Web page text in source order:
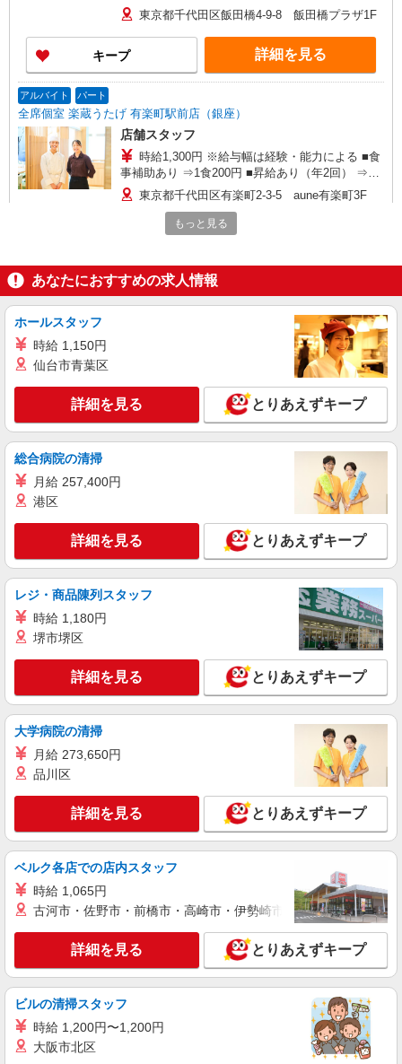
レーナーになったら… 通常時給＋300円！！ ■
研修時給 ⇒通常時給より変動なし ■高校生時給 ⇒
通常時給より変動なし ■深夜時給 ⇒22時以降時給
25％UP↑
東京都千代田区飯田橋4-9-8 飯田橋プラザ1F
キープ 詳細を見る
アルバイト パート
全席個室 楽蔵うたげ 有楽町駅前店（銀座）
店舗スタッフ
時給1,300円 ※給与幅は経験・能力による ■食
事補助あり ⇒1食200円 ■昇給あり（年2回） ⇒ト
レーナーになったら… 通常時給＋300円！！ ■
研修時給 ⇒通常時給より変動なし ■高校生時給 ⇒
通常時給より変動なし ■深夜時給 ⇒22時以降時給
25％UP↑
東京都千代田区有楽町2-3-5 aune有楽町3F
アルバイト パート
全席個室楽蔵秋葉原駅前店
時給1,300円 ※給与幅は経験・能力による ■食
レーナーになったら… 通常時給＋300円！！ ■
研修時給 ⇒通常時給より変動なし ■高校生時給 ⇒
通常時給より変動なし ■深夜時給 ⇒22時以降時給
東京都千代田区神田佐久間町1-16 ダイニング
スクエア秋葉原ビル3F
キープ 詳細を見る
アルバイト
個室ダイニング ウメ子の家 有楽町駅前店
時給1,300円 ※給与幅は経験・能力による ■食
事補助あり ⇒1食200円 ■昇給あり（年2回） ⇒ト
レーナーになったら… 通常時給＋300円！！ ■
研修時給 ⇒通常時給より変動なし ■高校生時給 ⇒
通常時給より変動なし ■深夜時給 ⇒22時以降時給
東京都千代田区有楽町2-3-5 aune有楽町7F
キープ 詳細を見る
全席個室じぶんどき丸の内センタービル店
時給1,300円 ※給与幅は経験・能力による ■食
レーナーになったら… 通常時給＋300円！！ ■
研修時給 ⇒通常時給より変動なし ■高校生時給 ⇒
25％UP↑
東京都千代田区丸の内1-6-1 丸の内センター
キープ 詳細を見る
アルバイト パート
全席個室ととうお秋葉原駅前店
時給1,300円 ※給与幅は経験・能力による ■食
レーナーになったら… 通常時給＋300円！！ ■
研修時給 ⇒通常時給より変動なし ■高校生時給 ⇒
通常時給より変動なし ■深夜時給 ⇒22時以降時給
25％UP↑
東京都千代田区神田佐久間町1-16 ダイニング
スクエア秋葉原ビル5F
キープ 詳細を見る
アルバイト パート
もっと見る
あなたにおすすめの求人情報
ホールスタッフ
時給 1,150円
仙台市青葉区
詳細を見る とりあえずキープ
総合病院の清掃
月給 257,400円
港区
詳細を見る とりあえずキープ
レジ・商品陳列スタッフ
時給 1,180円
堺市堺区
詳細を見る とりあえずキープ
大学病院の清掃
月給 273,650円
品川区
詳細を見る とりあえずキープ
ベルク各店での店内スタッフ
時給 1,065円
古河市・佐野市・前橋市・高崎市・伊勢崎市・太田市・館林市
詳細を見る とりあえずキープ
ビルの清掃スタッフ
時給 1,200円〜1,200円
大阪市北区